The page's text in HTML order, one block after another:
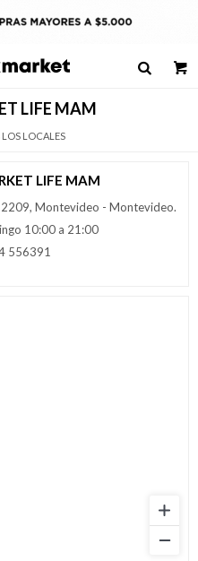
LIFE MAM
LOCALES
LIFE MAM
2209, Montevideo - Montevideo.
10:00 a 21:00
556391